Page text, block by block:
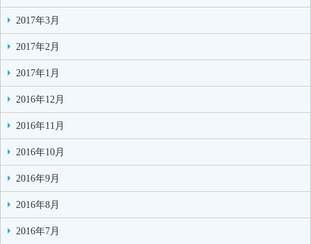
2017年3月
2017年2月
2017年1月
2016年12月
2016年11月
2016年10月
2016年9月
2016年8月
2016年7月